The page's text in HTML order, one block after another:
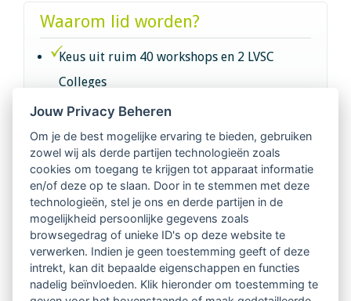
Waarom lid worden?
Keus uit ruim 40 workshops en 2 LVSC
Colleges
Intervisie met geregistreerde vakgenoten
Netwerk van 2100 professionals in 14
regio's
Vindbaar voor opdrachtgevers
Tijdschrift voor
Begeleidingskunde & kennisbank
Jouw Privacy Beheren
Om je de best mogelijke ervaring te bieden, gebruiken
zowel wij als derde partijen technologieën zoals
cookies om toegang te krijgen tot apparaat informatie
en/of deze op te slaan. Door in te stemmen met deze
technologieën, stel je ons en derde partijen in de
mogelijkheid persoonlijke gegevens zoals
browsegedrag of unieke ID's op deze website te
verwerken. Indien je geen toestemming geeft of deze
intrekt, kan dit bepaalde eigenschappen en functies
nadelig beïnvloeden. Klik hieronder om toestemming te